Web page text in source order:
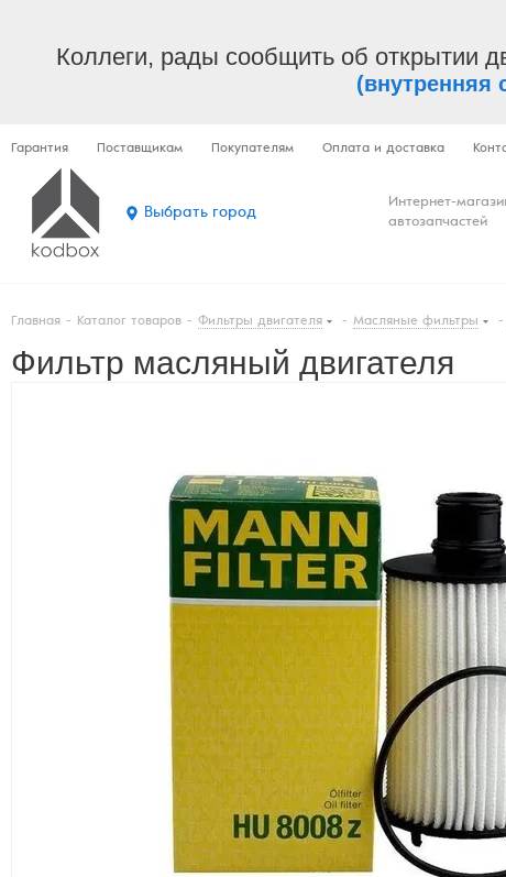
Коллеги, рады сообщить об открытии
(внутренняя
Гарантия Поставщикам Покупателям Оплата и доставка
Выбрать город
Интернет-
автозапчастей
Главная - Каталог товаров - Фильтры двигателя - Масляные фильтры -
Фильтр масляный двигателя